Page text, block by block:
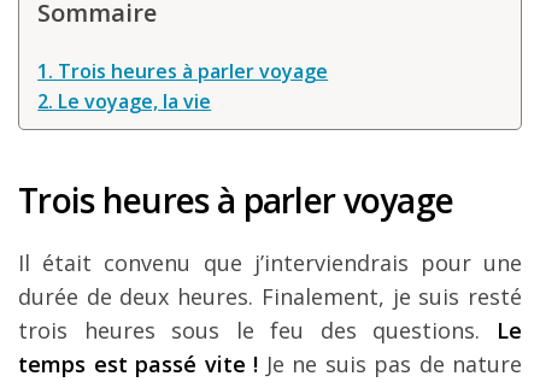
L’auteur
Sommaire
1. Trois heures à parler voyage
2. Le voyage, la vie
Trois heures à parler voyage
Il était convenu que j’interviendrais pour une
durée de deux heures. Finalement, je suis resté
trois heures sous le feu des questions. Le
temps est passé vite ! Je ne suis pas de nature